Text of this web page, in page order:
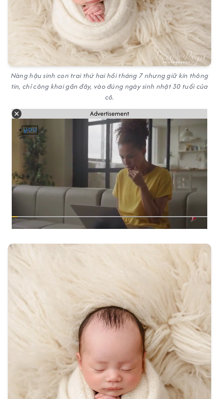
Nàng hậu sinh con trai thứ hai hồi tháng 7 nhưng giữ kín thông
tin, chỉ công khai gần đây, vào đúng ngày sinh nhật 30 tuổi của
cô.
Advertisement